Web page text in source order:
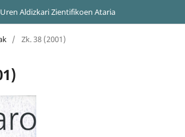
Aldizkari Zientifikoen Ataria
/ Zk. 38 (2001)